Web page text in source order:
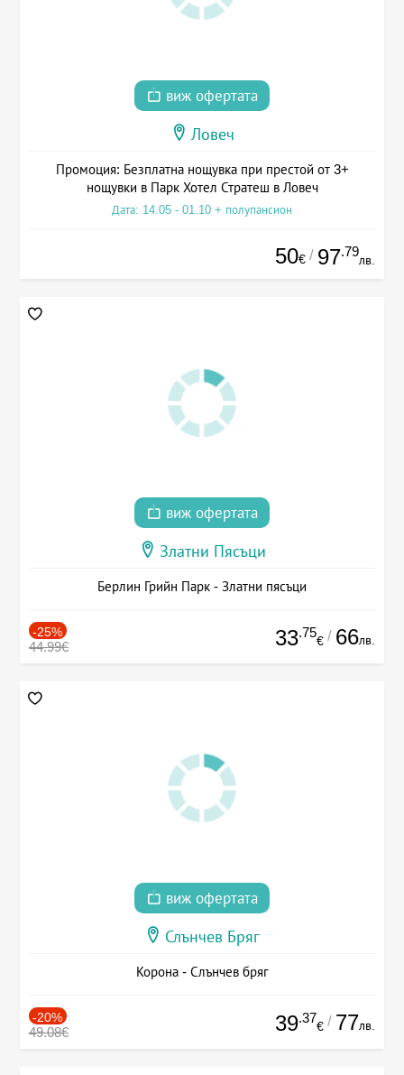
виж офертата
Ловеч
Промоция: Безплатна нощувка при престой от 3+
нощувки в Парк Хотел Стратеш в Ловеч
Дата: 14.05 - 01.10 + полупансион
50€ / 97.79
лв.
виж офертата
Златни Пясъци
Берлин Грийн Парк - Златни пясъци
-25%
44.99€ 33.75
€ / 66лв.
виж офертата
Слънчев Бряг
Корона - Слънчев бряг
-20%
49.08€ 39.37
€ / 77лв.